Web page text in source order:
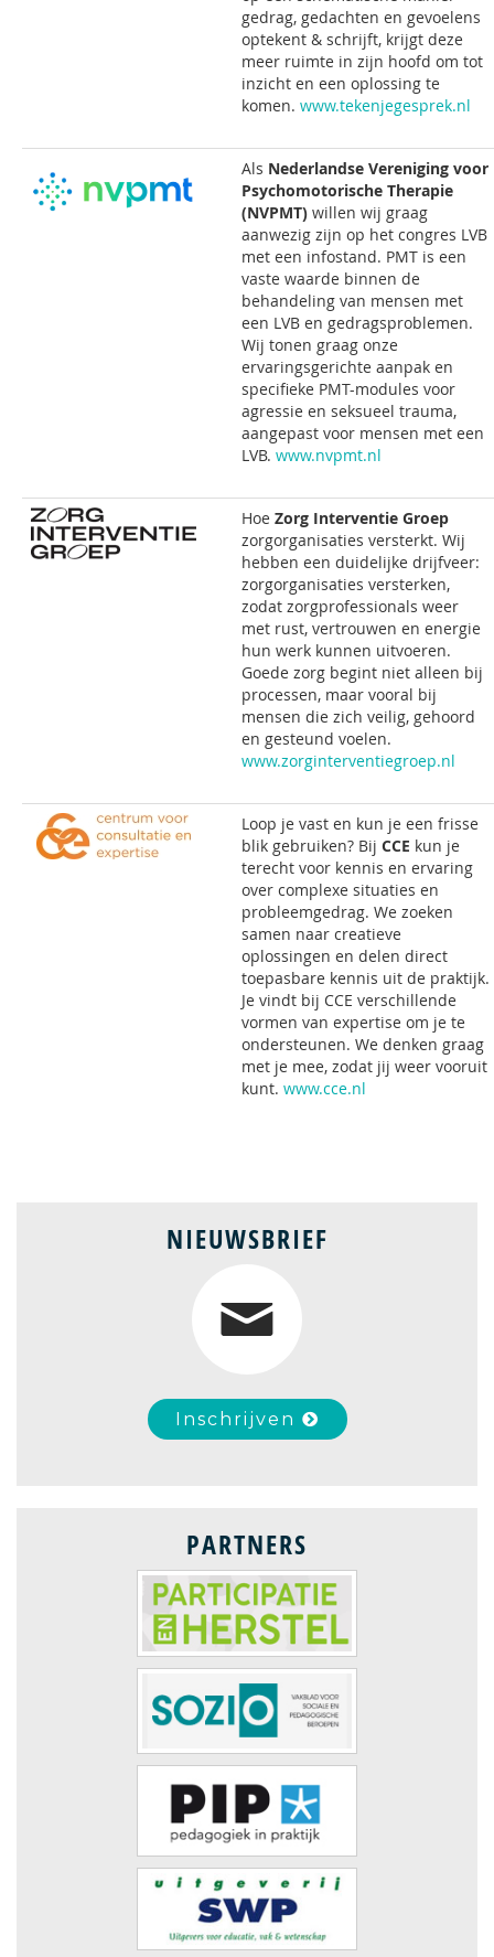
gedrag, gedachten en gevoelens
optekent & schrijft, krijgt deze
meer ruimte in zijn hoofd om tot
inzicht en een oplossing te
komen. www.tekenjegesprek.nl
Als Nederlandse Vereniging voor
Psychomotorische Therapie
(NVPMT) willen wij graag
aanwezig zijn op het congres LVB
met een infostand. PMT is een
vaste waarde binnen de
behandeling van mensen met
een LVB en gedragsproblemen.
Wij tonen graag onze
ervaringsgerichte aanpak en
specifieke PMT-modules voor
agressie en seksueel trauma,
aangepast voor mensen met een
LVB. www.nvpmt.nl
Hoe Zorg Interventie Groep
zorgorganisaties versterkt. Wij
hebben een duidelijke drijfveer:
zorgorganisaties versterken,
zodat zorgprofessionals weer
met rust, vertrouwen en energie
hun werk kunnen uitvoeren.
Goede zorg begint niet alleen bij
processen, maar vooral bij
mensen die zich veilig, gehoord
en gesteund voelen.
www.zorginterventiegroep.nl
Loop je vast en kun je een frisse
blik gebruiken? Bij CCE kun je
terecht voor kennis en ervaring
over complexe situaties en
probleemgedrag. We zoeken
samen naar creatieve
oplossingen en delen direct
toepasbare kennis uit de praktijk.
Je vindt bij CCE verschillende
vormen van expertise om je te
ondersteunen. We denken graag
met je mee, zodat jij weer vooruit
kunt. www.cce.nl
NIEUWSBRIEF
Inschrijven
PARTNERS